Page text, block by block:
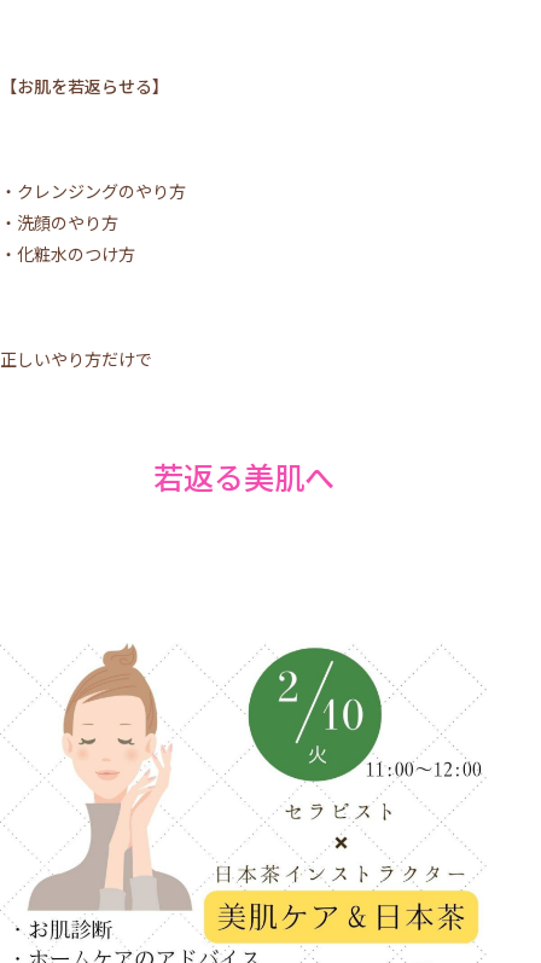
【お肌を若返らせる】
・クレンジングのやり方
・洗顔のやり方
・化粧水のつけ方
正しいやり方だけで
若返る美肌へ